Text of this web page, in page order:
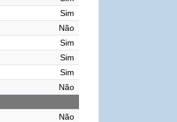
Sim
Não
Sim
Sim
Sim
Não
Não